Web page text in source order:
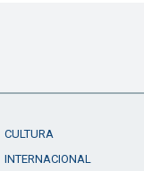
CULTURA
INTERNACIONAL